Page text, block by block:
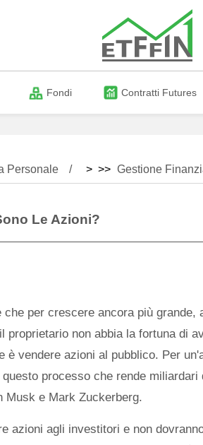
Fondi Contratti Futures
Personale > >> Gestione
Le Azioni?
per crescere ancora più grande,
proprietario non abbia la fortuna di
vendere azioni al pubblico. Per
processo che rende miliardari
Musk e Mark Zuckerberg.
azioni agli investitori e non